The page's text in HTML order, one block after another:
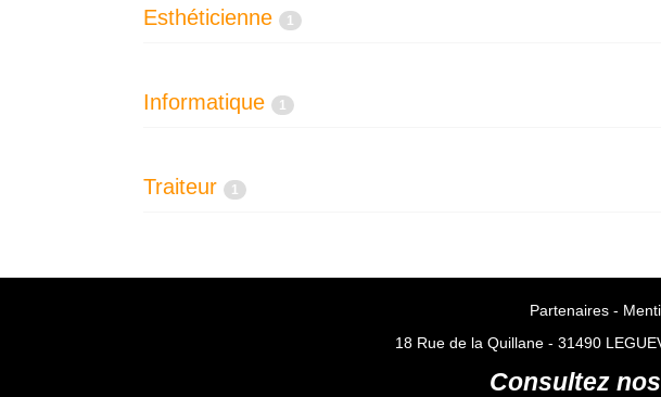
Esthéticienne 1
Informatique 1
Traiteur 1
Partenaires-
18 Rue de la Quillane - 31490
Consultez